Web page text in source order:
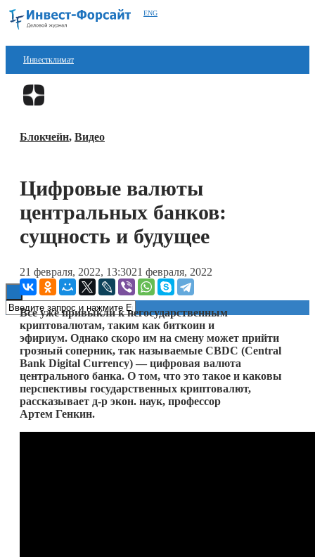
ENG
Инвестклимат
Финансы
Блокчейн
Технологии
Блокчейн, Видео
Цифровые валюты
центральных банков:
сущность и будущее
21 февраля, 2022, 13:3021 февраля, 2022
Все уже привыкли к негосударственным
криптовалютам, таким как биткоин и
эфириум. Однако скоро им на смену может прийти
грозный соперник, так называемые CBDC (Central
Bank Digital Currency) — цифровая валюта
центрального банка. О том, что это такое и каковы
перспективы государственных криптовалют,
рассказывает д‑р экон. наук, профессор
Артем Генкин.